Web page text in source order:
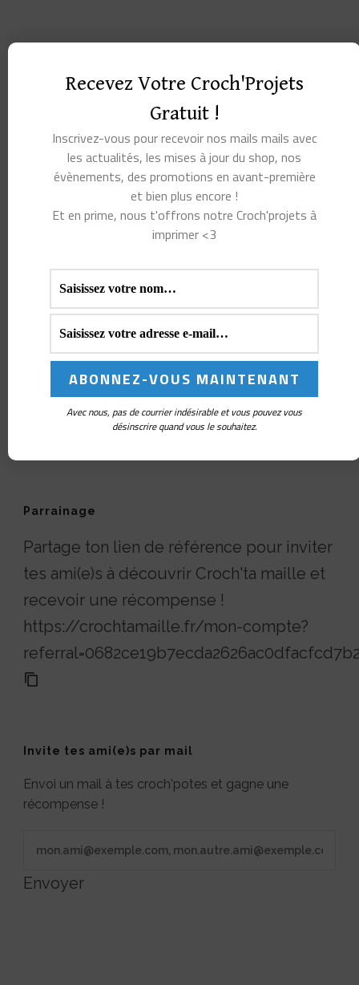
Parrainage
Partage ton lien de référence pour inviter
tes ami(e)s à découvrir Croch'ta maille et
recevoir une récompense !
https://crochtamaille.fr/mon-compte?
Invite tes ami(e)s par mail
Envoi un mail à tes croch'potes et gagne une
récompense !
Envoyer
Recevez Votre Croch'Projets
Gratuit !
Inscrivez-vous pour recevoir nos mails mails avec
les actualités, les mises à jour du shop, nos
évènements, des promotions en avant-première
et bien plus encore !
Et en prime, nous t'offrons notre Croch'projets à
imprimer <3
Avec nous, pas de courrier indésirable et vous pouvez vous
désinscrire quand vous le souhaitez.